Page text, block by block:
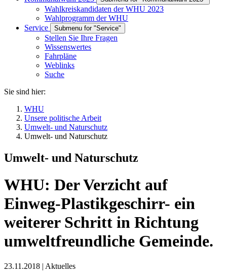
Wahlkreiskandidaten der WHU 2023
Wahlprogramm der WHU
Service
Submenu for "Service"
Stellen Sie Ihre Fragen
Wissenswertes
Fahrpläne
Weblinks
Suche
Sie sind hier:
WHU
Unsere politische Arbeit
Umwelt- und Naturschutz
Umwelt- und Naturschutz
Umwelt- und Naturschutz
WHU: Der Verzicht auf
Einweg-Plastikgeschirr- ein
weiterer Schritt in Richtung
umweltfreundliche Gemeinde.
23.11.2018 | Aktuelles